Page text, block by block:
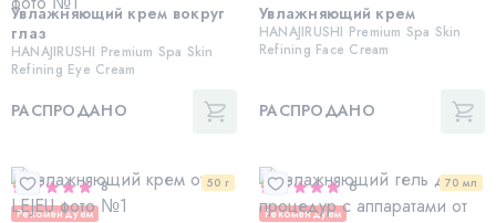
Увлажняющий крем вокруг
глаз
HANAJIRUSHI Premium Spa Skin
Refining Eye Cream
РАСПРОДАНО
Увлажняющий крем
HANAJIRUSHI Premium Spa Skin
Refining Face Cream
РАСПРОДАНО
50 г
8
Рекомендуем
70 мл
6
Рекомендуем